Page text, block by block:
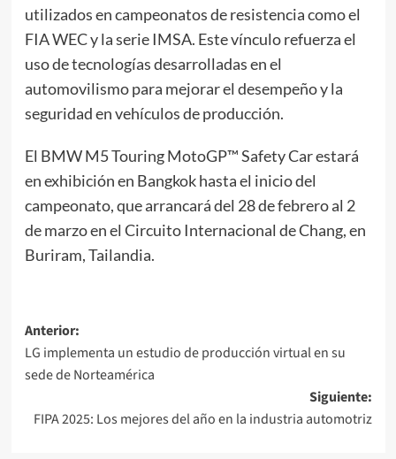
utilizados en campeonatos de resistencia como el
FIA WEC y la serie IMSA. Este vínculo refuerza el
uso de tecnologías desarrolladas en el
automovilismo para mejorar el desempeño y la
seguridad en vehículos de producción.
El BMW M5 Touring MotoGP™ Safety Car estará
en exhibición en Bangkok hasta el inicio del
campeonato, que arrancará del 28 de febrero al 2
de marzo en el Circuito Internacional de Chang, en
Buriram, Tailandia.
Navegación
de
entradas
Anterior:
LG implementa un estudio de producción virtual en su
sede de Norteamérica
Siguiente:
FIPA 2025: Los mejores del año en la industria automotriz